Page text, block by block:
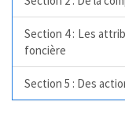
Section 4 : Les
foncière
Section 5 : Des